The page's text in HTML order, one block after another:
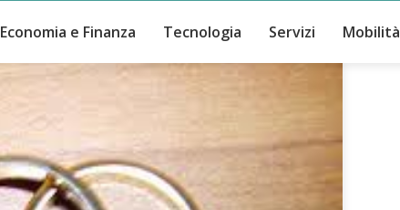
Economia e Finanza Tecnologia Servizi Mobilità